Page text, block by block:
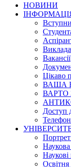
НОВИНИ
Вакансії
Цікаво
ВАША
ВАРТО
Доступ
Наукова
Наукові
Освітня